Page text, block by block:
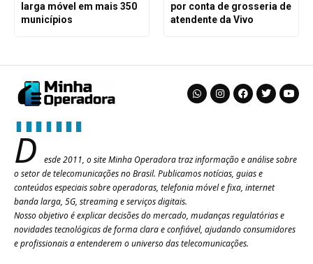
larga móvel em mais 350
municípios
por conta de grosseria de
atendente da Vivo
D
esde 2011, o site Minha Operadora traz informação e análise sobre
o setor de telecomunicações no Brasil. Publicamos notícias, guias e
conteúdos especiais sobre operadoras, telefonia móvel e fixa, internet
banda larga, 5G, streaming e serviços digitais.
Nosso objetivo é explicar decisões do mercado, mudanças regulatórias e
novidades tecnológicas de forma clara e confiável, ajudando consumidores
e profissionais a entenderem o universo das telecomunicações.